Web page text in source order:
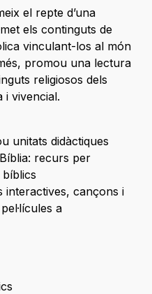
el repte d’una
els continguts de
vinculant-los al món
promou una lectura
religiosos dels
i vivencial.
unitats didàctiques
recurs per
interactives, cançons i
a